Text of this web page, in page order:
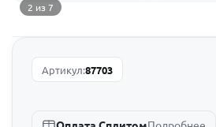
2 из 7
Артикул:87703